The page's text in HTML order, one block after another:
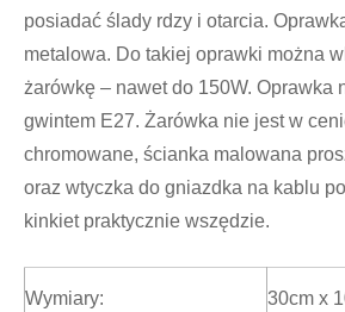
posiadać ślady rdzy i otarcia.
metalowa. Do takiej oprawki można
żarówkę – nawet do 150W. Oprawka
gwintem E27. Żarówka nie jest w
chromowane, ścianka malowana
oraz wtyczka do gniazdka na kablu
kinkiet praktycznie wszędzie.
Wymiary:
30cm x